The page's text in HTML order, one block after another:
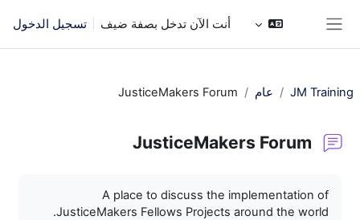
أنت الآن تدخل بصفة ضيف تسجيل الدخول
JM Training عام JusticeMakers Forum
JusticeMakers Forum
A place to discuss the implementation of
JusticeMakers Fellows Projects around the world.